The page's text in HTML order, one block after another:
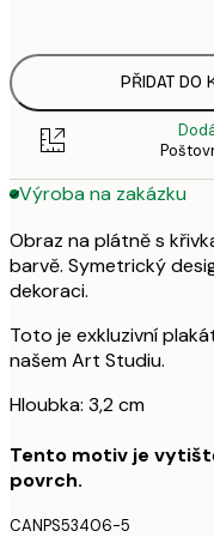
PŘIDAT DO
Výroba na zakázku
Obraz na plátně s
barvě. Symetrický
dekoraci.
Toto je exkluzivní
našem Art Studiu.
Hloubka: 3,2 cm
Tento motiv je
povrch.
CANPS53406-5